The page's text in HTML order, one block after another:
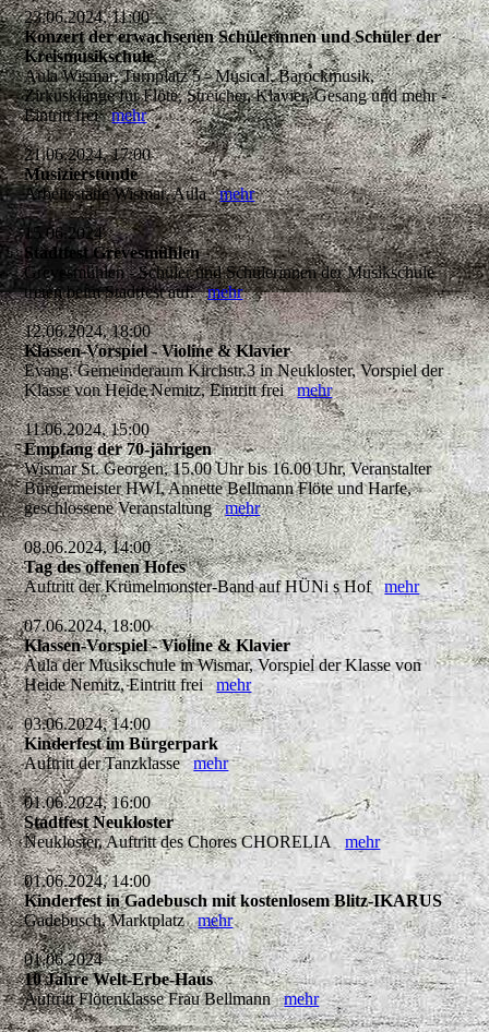
23.06.2024, 11:00
Konzert der erwachsenen Schülerinnen und Schüler der
Kreismusikschule
Aula Wismar, Turnplatz 5 - Musical, Barockmusik,
Zirkusklänge für Flöte, Streicher, Klavier, Gesang und mehr -
Eintritt freimehr
21.06.2024, 17:00
Musizierstunde
Arbeitsstätte Wismar, Aulamehr
15.06.2024
Stadtfest Grevesmühlen
Grevesmühlen - Schüler und Schülerinnen der Musikschule
treten beim Stadtfest auf.mehr
12.06.2024, 18:00
Klassen-Vorspiel - Violine & Klavier
Evang. Gemeinderaum Kirchstr.3 in Neukloster, Vorspiel der
Klasse von Heide Nemitz, Eintritt freimehr
11.06.2024, 15:00
Empfang der 70-jährigen
Wismar St. Georgen, 15.00 Uhr bis 16.00 Uhr, Veranstalter
Bürgermeister HWI, Annette Bellmann Flöte und Harfe,
geschlossene Veranstaltungmehr
08.06.2024, 14:00
Tag des offenen Hofes
Auftritt der Krümelmonster-Band auf HÜNi s Hofmehr
07.06.2024, 18:00
Klassen-Vorspiel - Violine & Klavier
Aula der Musikschule in Wismar, Vorspiel der Klasse von
Heide Nemitz, Eintritt freimehr
03.06.2024, 14:00
Kinderfest im Bürgerpark
Auftritt der Tanzklassemehr
01.06.2024, 16:00
Stadtfest Neukloster
Neukloster, Auftritt des Chores CHORELIAmehr
01.06.2024, 14:00
Kinderfest in Gadebusch mit kostenlosem Blitz-IKARUS
Gadebusch, Marktplatzmehr
01.06.2024
10 Jahre Welt-Erbe-Haus
Auftritt Flötenklasse Frau Bellmannmehr